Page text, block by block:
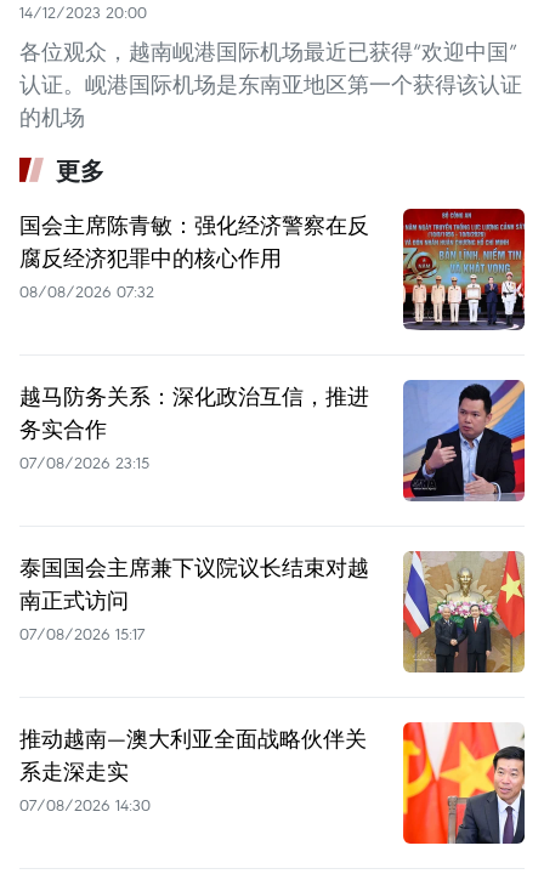
14/12/2023 20:00
各位观众，越南岘港国际机场最近已获得“欢迎中国”
认证。岘港国际机场是东南亚地区第一个获得该认证
的机场
更多
国会主席陈青敏：强化经济警察在反
腐反经济犯罪中的核心作用
08/08/2026 07:32
越马防务关系：深化政治互信，推进
务实合作
07/08/2026 23:15
泰国国会主席兼下议院议长结束对越
南正式访问
07/08/2026 15:17
推动越南—澳大利亚全面战略伙伴关
系走深走实
07/08/2026 14:30